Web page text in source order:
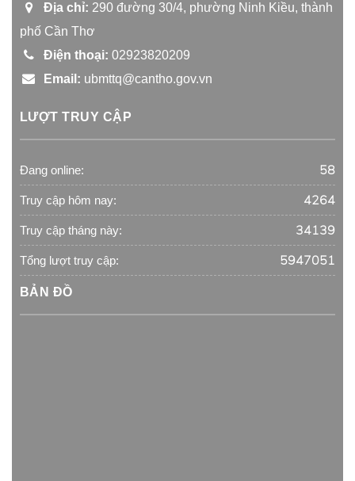
Địa chỉ: 290 đường 30/4, phường Ninh Kiều, thành
phố Cần Thơ
Điện thoại: 02923820209
Email: ubmttq@cantho.gov.vn
LƯỢT TRUY CẬP
Đang online: 58
Truy cập hôm nay: 4264
Truy cập tháng này: 34139
Tổng lượt truy cập: 5947051
BẢN ĐỒ